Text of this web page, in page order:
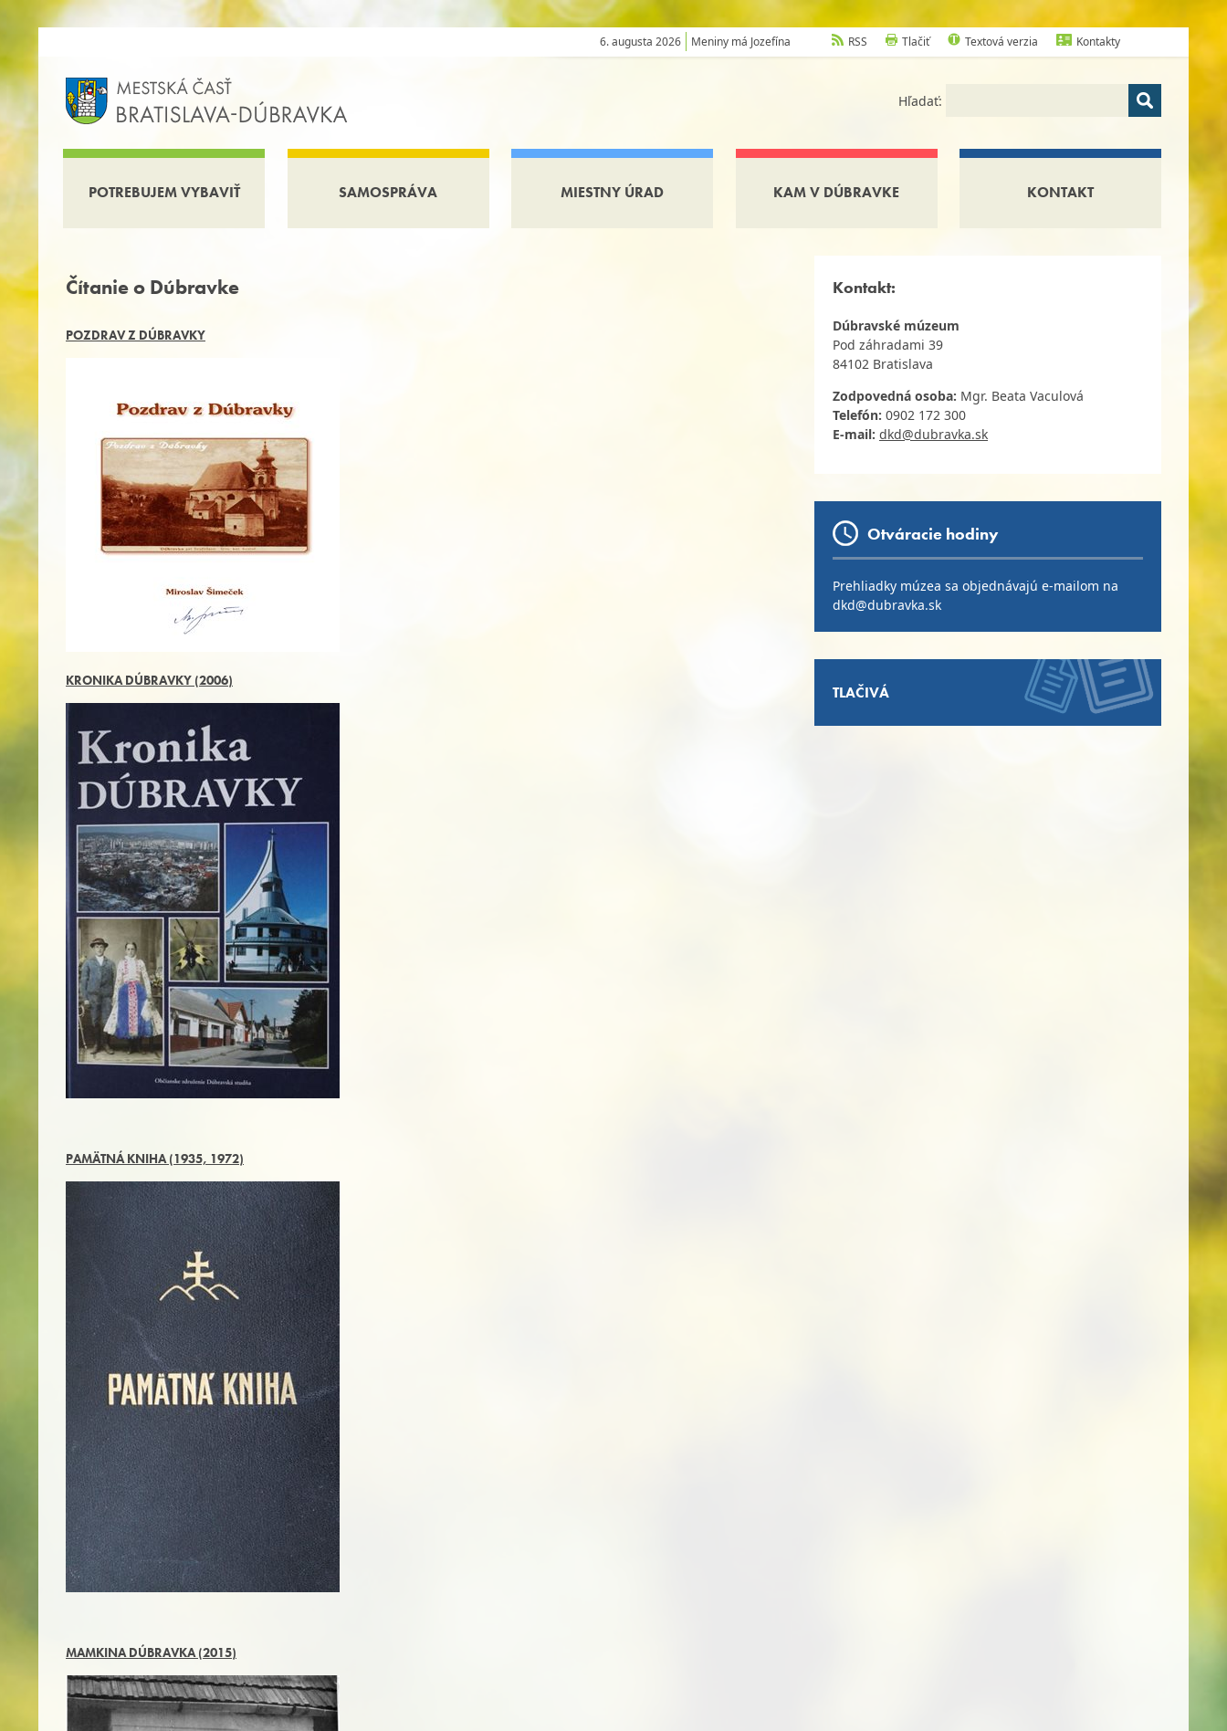
6. augusta 2026 Meniny má Jozefína RSS Tlačiť Textová verzia Kontakty
Hľadať:
POTREBUJEM VYBAVIŤ SAMOSPRÁVA MIESTNY ÚRAD KAM V DÚBRAVKE KONTAKT
Čítanie o Dúbravke
POZDRAV Z DÚBRAVKY
KRONIKA DÚBRAVKY (2006)
PAMÄTNÁ KNIHA (1935, 1972)
MAMKINA DÚBRAVKA (2015)
Kontakt:
Dúbravské múzeum
Pod záhradami 39
84102 Bratislava
Zodpovedná osoba: Mgr. Beata Vaculová
Telefón: 0902 172 300
E-mail: dkd@dubravka.sk
Otváracie hodiny
Prehliadky múzea sa objednávajú e-mailom na
dkd@dubravka.sk
TLAČIVÁ